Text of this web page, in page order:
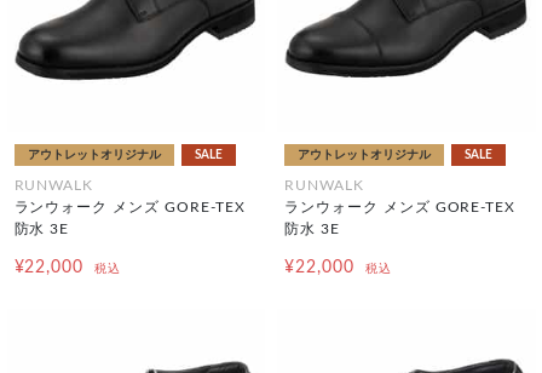
アウトレットオリジナル SALE
RUNWALK
ランウォーク メンズ GORE-TEX
防水 3E
¥22,000 税込
アウトレットオリジナル SALE
RUNWALK
ランウォーク メンズ GORE-TEX
防水 3E
¥22,000 税込